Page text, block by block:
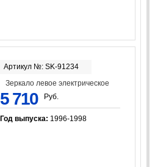
Артикул №: SK-91234
Зеркало левое электрическое
5 710 Руб.
Год выпуска: 1996-1998